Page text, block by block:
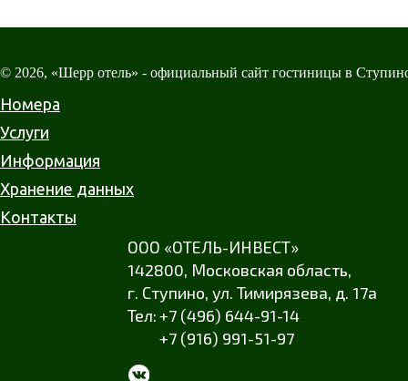
© 2026, «Шерр отель» - официальный сайт гостиницы в
Номера
Услуги
Информация
Хранение данных
Контакты
ООО «ОТЕЛЬ-ИНВЕСТ»
142800, Московская область,
г. Ступино, ул. Тимирязева, д. 17а
+7 (496) 644-91-14
+7 (916) 991-51-97